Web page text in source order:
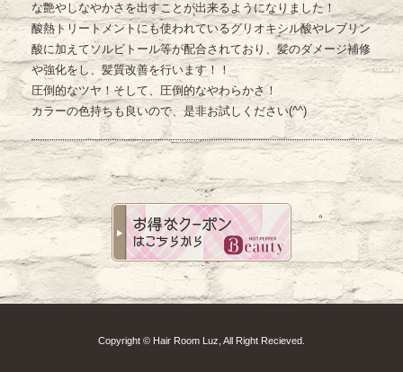
な艶やしなやかさを出すことが出来るようになりました！
酸熱トリートメントにも使われているグリオキシル酸やレブリン
酸に加えてソルビトール等が配合されており、髪のダメージ補修
や強化をし、髪質改善を行います！！
圧倒的なツヤ！そして、圧倒的なやわらかさ！
カラーの色持ちも良いので、是非お試しください(^^)
Copyright © Hair Room Luz, All Right Recieved.